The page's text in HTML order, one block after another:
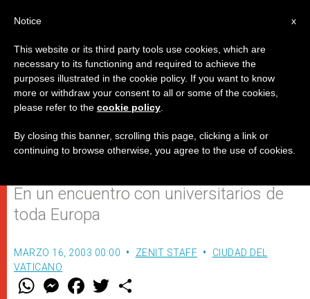
El Papa dice entre bromas que
irá a la Jornada de la Juventud
de Colonia (2005)
En un encuentro con universitarios de
toda Europa
MARZO 16, 2003 00:00 ZENIT STAFF
CIUDAD DEL
VATICANO
W M
e
F
a w
x
Notice
This website or its third party tools use cookies, which are
necessary to its functioning and required to achieve the
purposes illustrated in the cookie policy. If you want to know
more or withdraw your consent to all or some of the cookies,
please refer to the cookie policy
By closing this banner, scrolling this page, clicking a link or
continuing to browse otherwise, you agree to the use of cookies.